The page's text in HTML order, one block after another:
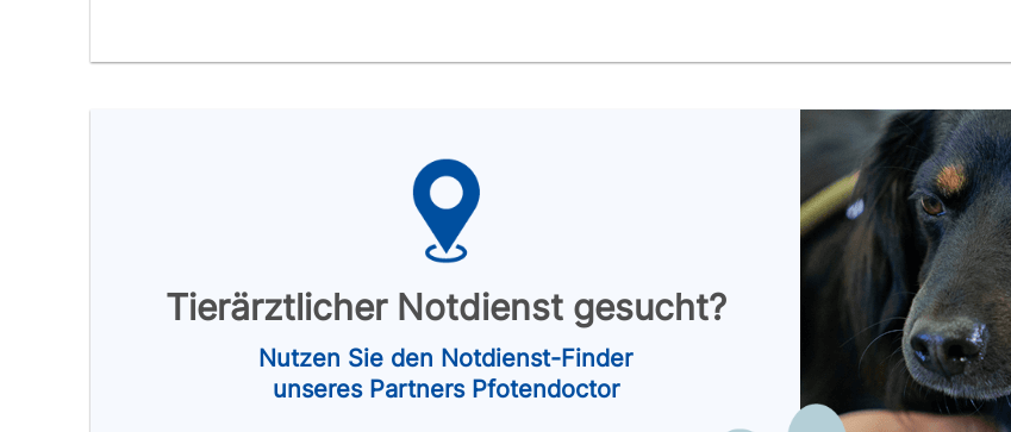
Tierärztlicher Notdienst gesucht?
Nutzen Sie den Notdienst-Finder
unseres Partners Pfotendoctor